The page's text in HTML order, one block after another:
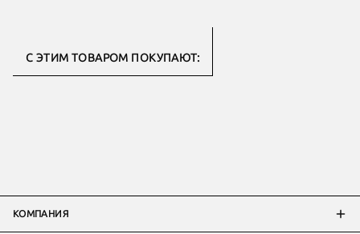
С ЭТИМ ТОВАРОМ ПОКУПАЮТ:
КОМПАНИЯ